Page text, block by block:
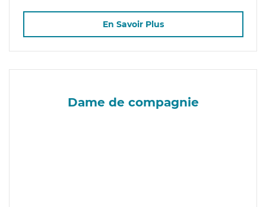
En Savoir Plus
Dame de compagnie